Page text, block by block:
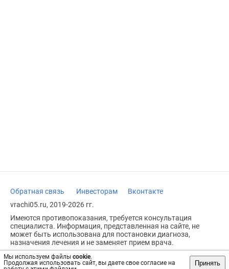
Мы используем файлы cookie.
Продолжая использовать сайт, вы даете свое согласие на
Принять
Обратная связь Инвесторам
Вконтакте
vrachi05.ru, 2019-2026 гг.
Имеются противопоказания, требуется консультация
специалиста. Информация, представленная на сайте, не
может быть использована для постановки диагноза,
назначения лечения и не заменяет прием врача.
Возрастное ограничение: 18+